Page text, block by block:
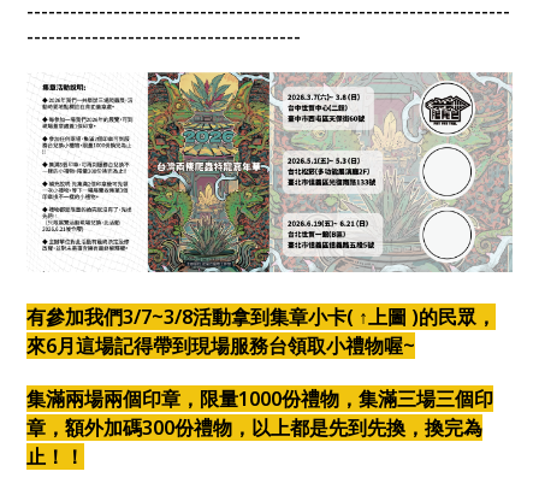
-------------------------------------------------------------------
--------------------------------------
有參加我們3/7~3/8活動拿到集章小卡( ↑上圖 )的民眾，
來6月這場記得帶到現場服務台領取小禮物喔~
集滿兩場兩個印章，限量1000份禮物，集滿三場三個印
章，額外加碼300份禮物，以上都是先到先換，換完為
止！！